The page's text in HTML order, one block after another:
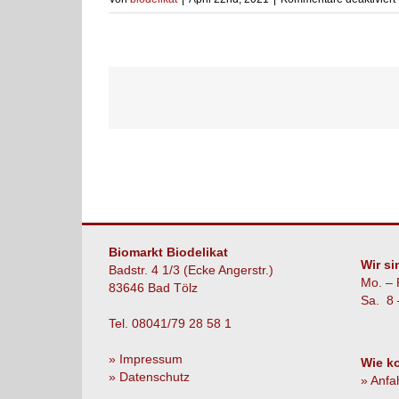
Biomarkt Biodelikat
Badstr. 4 1/3 (Ecke Angerstr.)
83646 Bad Tölz
Tel. 08041/79 28 58 1
» Impressum
» Datenschutz
Wir
Mo. –
Sa. 8
Wie
»